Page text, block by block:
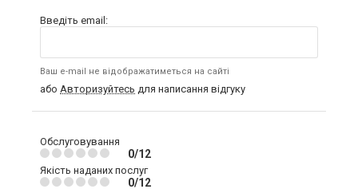
Введіть email:
Ваш e-mail не відображатиметься на сайті
або Авторизуйтесь для написання відгуку
Обслуговування
0/12
Якість наданих послуг
0/12